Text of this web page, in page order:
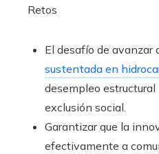
Retos
El desafío de avanzar
sustentada en
desempleo
exclusión social.
Garantizar que la
efectivamente a